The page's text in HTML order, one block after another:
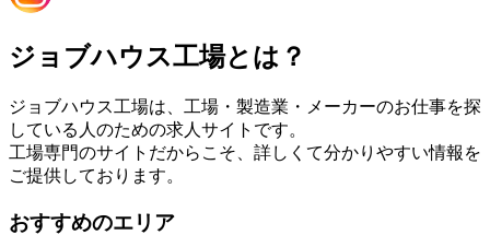
ジョブハウス工場とは？
ジョブハウス工場は、工場・製造業・メーカーのお仕事を探
している人のための求人サイトです。
工場専門のサイトだからこそ、詳しくて分かりやすい情報を
ご提供しております。
おすすめのエリア